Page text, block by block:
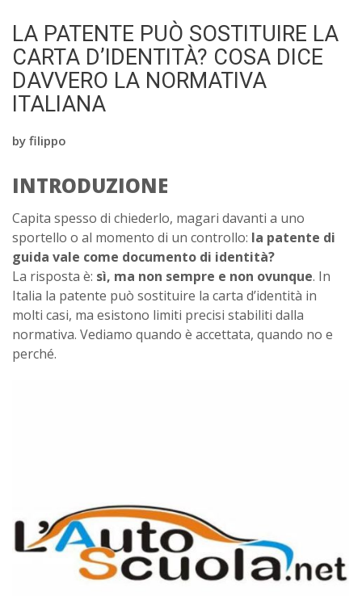
LA PATENTE PUÒ SOSTITUIRE LA
CARTA D’IDENTITÀ? COSA DICE
DAVVERO LA NORMATIVA
ITALIANA
by filippo
INTRODUZIONE
Capita spesso di chiederlo, magari davanti a uno
sportello o al momento di un controllo: la patente di
guida vale come documento di identità?
La risposta è: sì, ma non sempre e non ovunque. In
Italia la patente può sostituire la carta d’identità in
molti casi, ma esistono limiti precisi stabiliti dalla
normativa. Vediamo quando è accettata, quando no e
perché.